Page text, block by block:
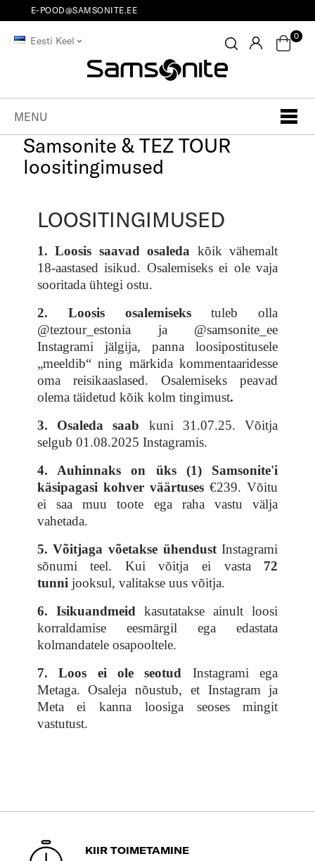
E-POOD@SAMSONITE.EE
Eesti Keel 0
MENU
Samsonite & TEZ TOUR
loositingimused
LOOSITINGIMUSED
1. Loosis saavad osaleda kõik vähemalt
18-aastased isikud. Osalemiseks ei ole vaja
sooritada ühtegi ostu.
2. Loosis osalemisekstuleb olla
@teztour_estonia ja @samsonite_ee
Instagrami jälgija, panna loosipostitusele
„meeldib“ ning märkida kommentaaridesse
oma reisikaaslased. Osalemiseks peavad
olema täidetud kõik kolm tingimust.
3. Osaleda saab kuni 31.07.25. Võitja
selgub 01.08.2025 Instagramis.
4. Auhinnaks on üks (1) Samsonite'i
käsipagasi kohver väärtuses €239. Võitu
ei saa muu toote ega raha vastu välja
vahetada.
5. Võitjaga võetakse ühendustInstagrami
sõnumi teel. Kui võitja ei vasta72
tunni jooksul, valitakse uus võitja.
6. Isikuandmeid kasutatakse ainult loosi
korraldamise eesmärgil ega edastata
kolmandatele osapooltele.
7. Loos ei ole seotud Instagrami ega
Metaga. Osaleja nõustub, et Instagram ja
Meta ei kanna loosiga seoses mingit
vastutust.
KIIR TOIMETAMINE